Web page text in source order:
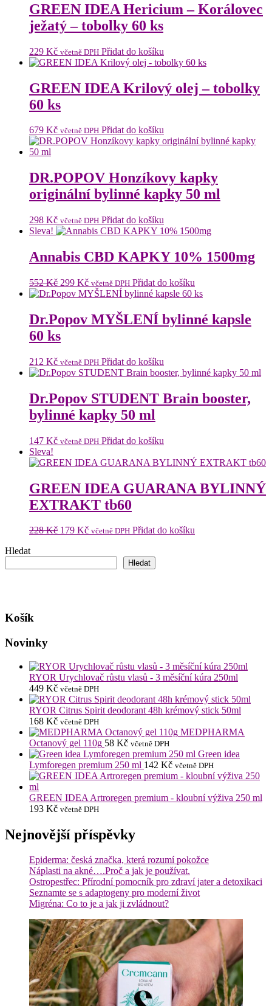
GREEN IDEA Hericium – Korálovec
ježatý – tobolky 60 ks
229 Kč včetně DPH Přidat do košíku
GREEN IDEA Krilový olej – tobolky
60 ks
679 Kč včetně DPH Přidat do košíku
DR.POPOV Honzíkovy kapky
originální bylinné kapky 50 ml
298 Kč včetně DPH Přidat do košíku
Sleva!
Annabis CBD KAPKY 10% 1500mg
552Kč Původní
cena
299 KčAktuální
cena
299 Kč.
včetně DPH Přidat do košíku
Dr.Popov MYŠLENÍ bylinné kapsle
60 ks
212 Kč včetně DPH Přidat do košíku
Dr.Popov STUDENT Brain booster,
bylinné kapky 50 ml
147 Kč včetně DPH Přidat do košíku
Sleva!
GREEN IDEA GUARANA BYLINNÝ
EXTRAKT tb60
228Kč Původní
179 KčAktuální
včetně DPH Přidat do košíku
Hledat
Hledat
Košík
Novinky
RYOR Urychlovač růstu vlasů - 3 měsíční kúra 250ml
449 Kč včetně DPH
RYOR Citrus Spirit deodorant 48h krémový stick 50ml
168 Kč včetně DPH
MEDPHARMA
Octanový gel 110g 58 Kč včetně DPH
Green idea
Lymforegen premium 250 ml 142 Kč včetně DPH
GREEN IDEA Artroregen premium - kloubní výživa 250 ml
193 Kč včetně DPH
Nejnovější příspěvky
Epiderma: česká značka, která rozumí pokožce
Náplasti na akné….Proč a jak je používat.
Ostropestřec: Přírodní pomocník pro zdraví jater a detoxikaci
Seznamte se s adaptogeny pro moderní život
Migréna: Co to je a jak ji zvládnout?